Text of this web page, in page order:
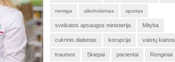
nemiga alkoholizmas sportas
sveikatos apsaugos ministerija Mityba
cukrinis diabetas korupcija vaistų kainos
traumos Skiepai pacientai Renginiai